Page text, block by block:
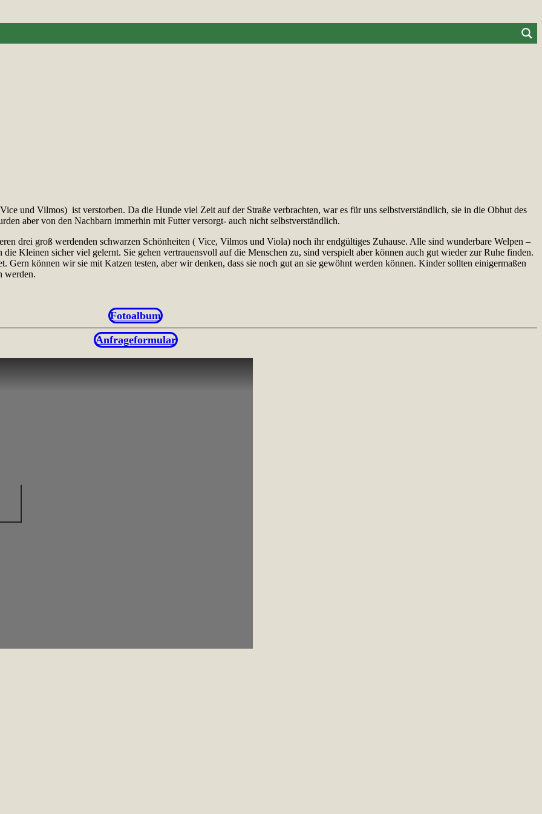
und Vilmos) ist verstorben. Da die Hunde viel Zeit auf der Straße verbrachten, war es für uns selbstverständlich, sie in die Obhut des
aber von den Nachbarn immerhin mit Futter versorgt- auch nicht selbstverständlich.
drei groß werdenden schwarzen Schönheiten ( Vice, Vilmos und Viola) noch ihr endgültiges Zuhause. Alle sind wunderbare Welpen –
Kleinen sicher viel gelernt. Sie gehen vertrauensvoll auf die Menschen zu, sind verspielt aber können auch gut wieder zur Ruhe finden.
Gern können wir sie mit Katzen testen, aber wir denken, dass sie noch gut an sie gewöhnt werden können. Kinder sollten einigermaßen
werden.
Fotoalbum
Anfrageformular